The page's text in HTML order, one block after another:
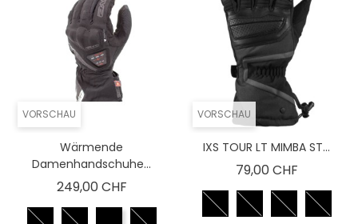
VORSCHAU
Wärmende
Damenhandschuhe...
249,00 CHFPreis
VORSCHAU
IXS TOUR LT MIMBA ST...
79,00 CHFPreis